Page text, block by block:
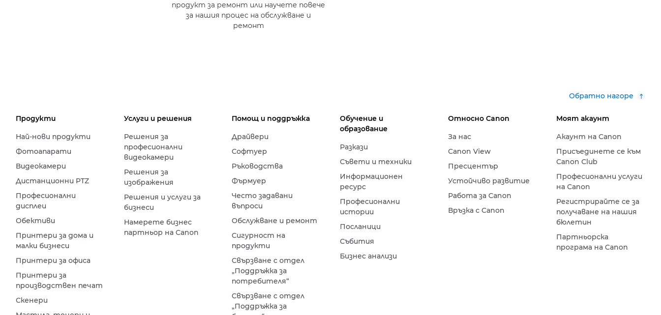
продукт за ремонт или научете повече
за нашия процес на обслужване и
ремонт
Обратно нагоре
Продукти
Най-нови продукти
Фотоапарати
Видеокамери
Дистанционни PTZ
Професионални
дисплеи
Обективи
Принтери за дома и
малки бизнеси
Принтери за офиса
Принтери за
производствен печат
Скенери
Услуги и решения
Решения за
професионални
видеокамери
Решения за
изображения
Решения и услуги за
бизнеси
Намерете бизнес
партньор на Canon
Помощ и поддръжка
Драйвери
Софтуер
Ръководства
Фърмуер
Често задавани
въпроси
Обслужване и ремонт
Сигурност на
продукти
Свързване с отдел
„Поддръжка за
потребителя“
Свързване с отдел
„Поддръжка за
Обучение и
образование
Разкази
Съвети и техники
Информационен
ресурс
Професионални
истории
Посланици
Събития
Бизнес анализи
Относно Canon
За нас
Canon View
Пресцентър
Устойчиво развитие
Работа за Canon
Връзка с Canon
Моят акаунт
Акаунт на Canon
Присъединете се към
Canon Club
Професионални услуги
на Canon
Регистрирайте се за
получаване на нашия
бюлетин
Партньорска
програма на Canon